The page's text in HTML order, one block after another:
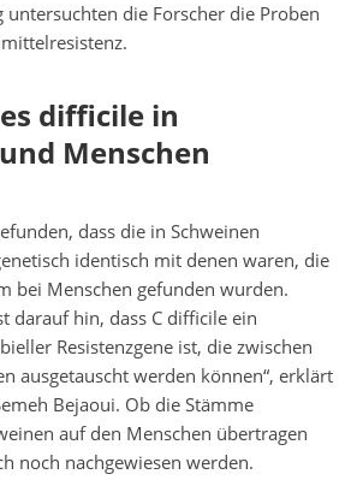
untersuchten die Forscher die Proben
difficile in
Menschen
dass die in Schweinen
identisch mit denen waren, die
bei Menschen gefunden wurden.
darauf hin, dass C difficile ein
Resistenzgene ist, die zwischen
ausgetauscht werden können“, erklärt
Bejaoui. Ob die Stämme
auf den Menschen übertragen
noch nachgewiesen werden.